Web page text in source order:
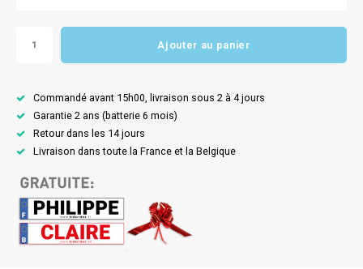
Ajouter au panier
Commandé avant 15h00, livraison sous 2 à 4 jours
Garantie 2 ans (batterie 6 mois)
Retour dans les 14 jours
Livraison dans toute la France et la Belgique